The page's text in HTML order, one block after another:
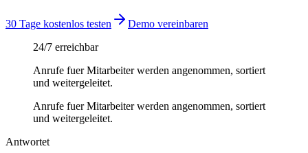
30 Tage kostenlos testen
Demo vereinbaren
24/7 erreichbar
Anrufe fuer Mitarbeiter werden angenommen, sortiert
und weitergeleitet.
Anrufe fuer Mitarbeiter werden angenommen, sortiert
und weitergeleitet.
Antwortet